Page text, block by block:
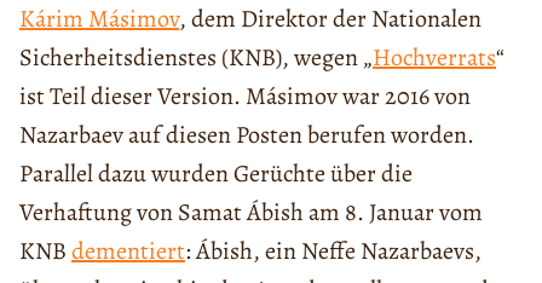
Kárim Másimov, dem Direktor der Nationalen
Sicherheitsdienstes (KNB), wegen „Hochverrats“
ist Teil dieser Version. Másimov war 2016 von
Nazarbaev auf diesen Posten berufen worden.
Parallel dazu wurden Gerüchte über die
Verhaftung von Samat Ábish am 8. Januar vom
KNBdementiert: Ábish, ein Neffe Nazarbaevs,